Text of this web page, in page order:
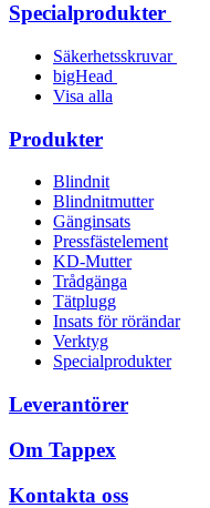
Specialprodukter
Säkerhetsskruvar
bigHead
Visa alla
Produkter
Blindnit
Blindnitmutter
Gänginsats
Pressfästelement
KD-Mutter
Trådgänga
Tätplugg
Insats för rörändar
Verktyg
Specialprodukter
Leverantörer
Om Tappex
Kontakta oss